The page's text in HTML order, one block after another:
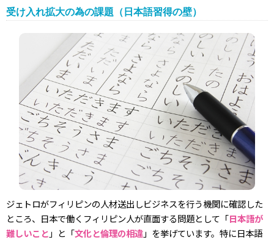
受け入れ拡大の為の課題（日本語習得の壁）
ジェトロがフィリピンの人材送出しビジネスを行う機関に確認した
ところ、日本で働くフィリピン人が直面する問題として「日本語が
難しいこと 」と「文化と倫理の相違」を挙げています。特に日本語